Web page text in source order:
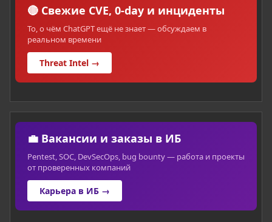
🔴 Свежие CVE, 0-day и инциденты
То, о чём ChatGPT ещё не знает — обсуждаем в
реальном времени
Threat Intel →
💼 Вакансии и заказы в ИБ
Pentest, SOC, DevSecOps, bug bounty — работа и проекты
от проверенных компаний
Карьера в ИБ →